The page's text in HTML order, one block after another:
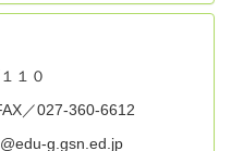
１０
／027-360-6612
g.gsn.ed.jp